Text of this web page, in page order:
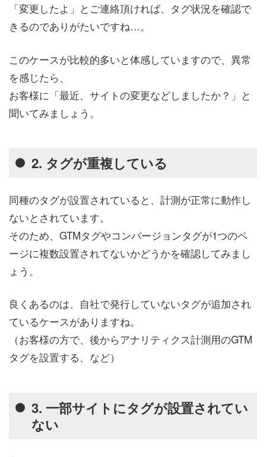
「変更したよ」とご連絡頂ければ、タグ状況を確認で
きるのでありがたいですね…。
このケースが比較的多いと体感していますので、異常
を感じたら、
お客様に「最近、サイトの変更などしましたか？」と
聞いてみましょう。
2. タグが重複している
同種のタグが設置されていると、計測が正常に動作し
ないとされています。
そのため、GTMタグやコンバージョンタグが1つのペ
ージに複数設置されてないかどうかを確認してみまし
ょう。
良くあるのは、自社で発行していないタグが追加され
ているケースがありますね。
（お客様の方で、後からアナリティクス計測用のGTM
タグを設置する、など）
3. 一部サイトにタグが設置されてい
ない